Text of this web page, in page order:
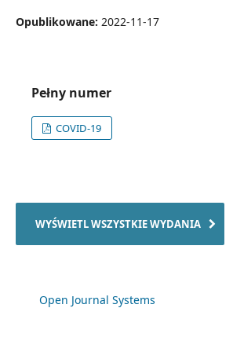
Opublikowane: 2022-11-17
Pełny numer
COVID-19
WYŚWIETL WSZYSTKIE WYDANIA
Open Journal Systems